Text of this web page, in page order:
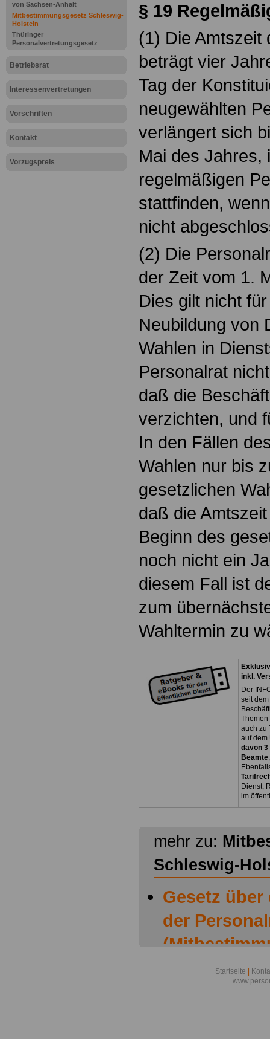
von Sachsen-Anhalt
Mitbestimmungsgesetz Schleswig-
Holstein
Thüringer
Personalvertretungsgesetz
Betriebsrat
Interessenvertretungen
Vorschriften
Kontakt
Vorzugspreis
§ 19
(1) Die Amtszeit
beträgt vier
Tag der
neugewählten
verlängert sich
Mai des Jahres,
regelmäßigen
stattfinden,
nicht
(2) Die
der Zeit vom 1.
Dies gilt nicht
Neubildung von
Wahlen in
Personalrat
daß die
verzichten, und
In den Fällen
Wahlen nur bis
gesetzlichen
daß die
Beginn des
noch nicht ein
diesem Fall ist
zum
Wahltermin zu
inkl.
Der
seit
Themen
auch zu
auf dem
davon 3
Beamte
Dienst,
im
mehr zu:
Schleswig-
Gesetz
der
Schleswig-
Startseite